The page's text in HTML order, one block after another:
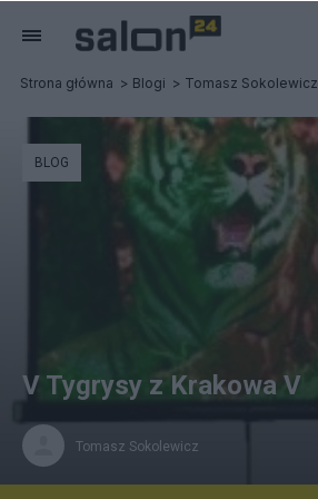
Strona główna Blogi Tomasz Sokolewicz
BLOG
V Tygrysy z Krakowa V
Tomasz Sokolewicz